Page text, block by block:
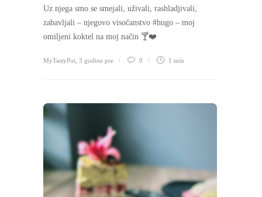
Uz njega smo se smejali, uživali, rashladjivali,
zabavljali – njegovo visočanstvo #hugo – moj
omiljeni koktel na moj način 🍸❤️
MyTastyPot 3 godine pre 0 1 min